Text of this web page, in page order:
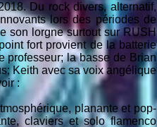
Du rock divers, alternatif,
lors des périodes de
son lorgne surtout sur RUSH
fort provient de la batterie
professeur; la basse de Brian
Keith avec sa voix angélique
:
planante et pop-
claviers et solo flamenco